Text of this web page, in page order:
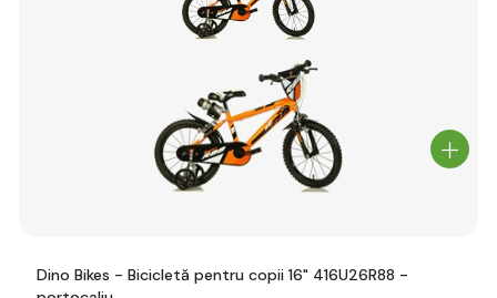
Dino Bikes - Bicicletă pentru copii 16" 416U26R88 -